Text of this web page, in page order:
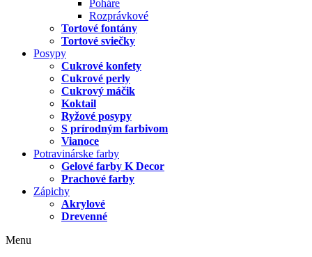
Poháre
Rozprávkové
Tortové fontány
Tortové sviečky
Posypy
Cukrové konfety
Cukrové perly
Cukrový máčik
Koktail
Ryžové posypy
S prírodným farbivom
Vianoce
Potravinárske farby
Gelové farby K Decor
Prachové farby
Zápichy
Akrylové
Drevenné
Menu